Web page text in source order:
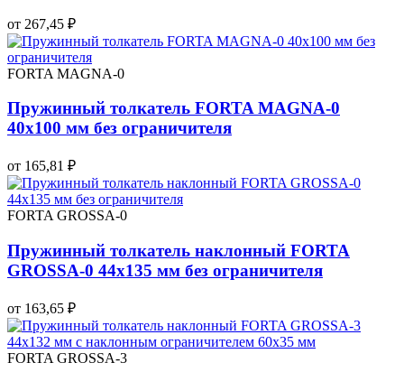
от 267,45 ₽
FORTA MAGNA-0
Пружинный толкатель FORTA MAGNA-0
40х100 мм без ограничителя
от 165,81 ₽
FORTA GROSSA-0
Пружинный толкатель наклонный FORTA
GROSSA-0 44х135 мм без ограничителя
от 163,65 ₽
FORTA GROSSA-3